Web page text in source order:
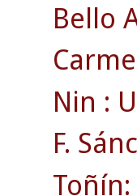
Bello
Nin :
F.